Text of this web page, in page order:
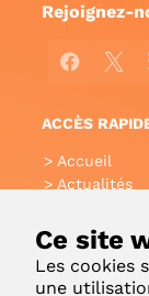
Ce site
Les cookies
une
Rejoignez-
X
ACCÈS
Accueil
Actualités
Glossaire
Liens utiles
Contact